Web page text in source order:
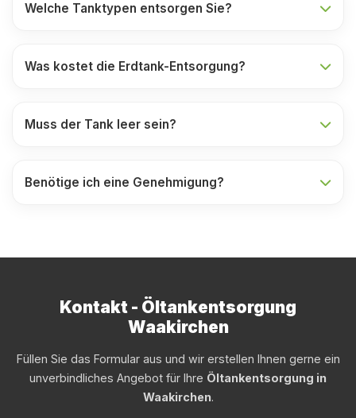
Welche Tanktypen entsorgen Sie?
Was kostet die Erdtank-Entsorgung?
Muss der Tank leer sein?
Benötige ich eine Genehmigung?
Kontakt - Öltankentsorgung
Waakirchen
Füllen Sie das Formular aus und wir erstellen Ihnen gerne ein
unverbindliches Angebot für Ihre Öltankentsorgung in
Waakirchen.